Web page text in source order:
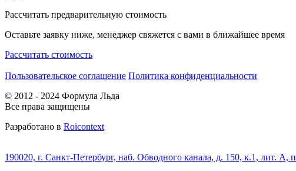
Рассчитать предварительную стоимость
Оставьте заявку ниже, менеджер свяжется с вами в ближайшее время
Рассчитать стоимость
Пользовательское соглашение Политика конфиденциальности
© 2012 - 2024 Формула Льда
Все права защищены
Разработано в Roicontext
190020, г. Санкт‑Петербург, наб. Обводного канала, д. 150, к.1, лит. А,